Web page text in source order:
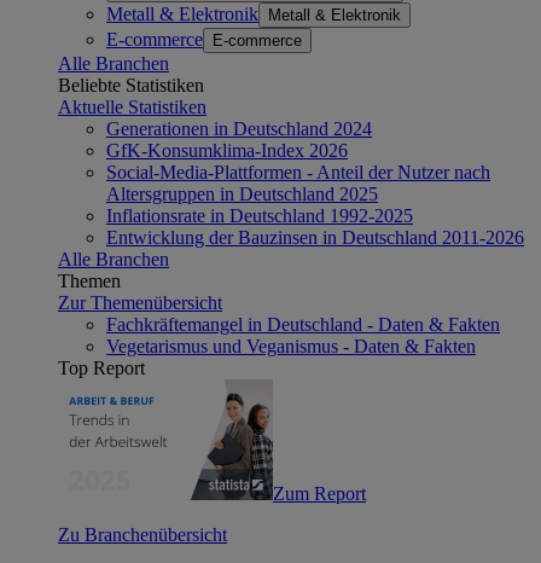
Metall & Elektronik Metall & Elektronik
E-commerce E-commerce
Alle Branchen
Beliebte Statistiken
Aktuelle Statistiken
Generationen in Deutschland 2024
GfK-Konsumklima-Index 2026
Social-Media-Plattformen - Anteil der Nutzer nach
Altersgruppen in Deutschland 2025
Inflationsrate in Deutschland 1992-2025
Entwicklung der Bauzinsen in Deutschland 2011-2026
Alle Branchen
Themen
Zur Themenübersicht
Fachkräftemangel in Deutschland - Daten & Fakten
Vegetarismus und Veganismus - Daten & Fakten
Top Report
Zum Report
Zu Branchenübersicht